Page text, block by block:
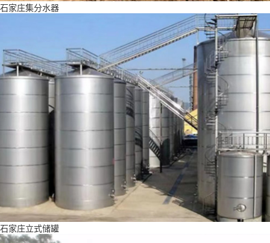
石家庄集分水器
石家庄立式储罐